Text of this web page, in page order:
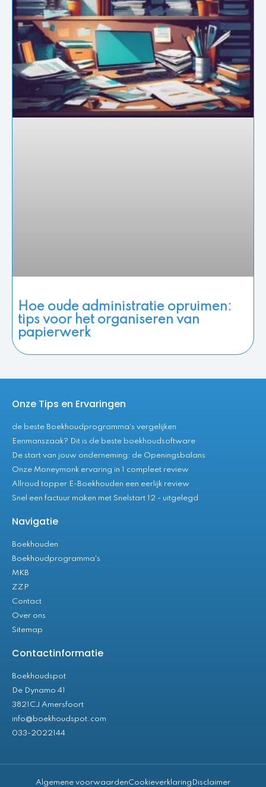
Hoe oude administratie opruimen:
tips voor het organiseren van
papierwerk
Onze Tips en Ervaringen
de beste Boekhoudprogramma's vergelijken
Eenmanszaak? Dit is de beste boekhoudsoftware
De start van jouw onderneming: de Openingsbalans
Onze Moneymonk ervaring in 1 compleet review
Allroud topper E-Boekhouden een eerlijk review
Snel een factuur maken met Snelstart 12 - uitgelegd
Navigatie
Boekhouden
Boekhoudprogramma's
MKB
ZZP
Contact
Over ons
Sitemap
Contactinformatie
Boekhoudspot
De Dynamo 41
3821CJ Amersfoort
info@boekhoudspot.com
033-2022144
Algemene voorwaardenCookieverklaring Disclaimer